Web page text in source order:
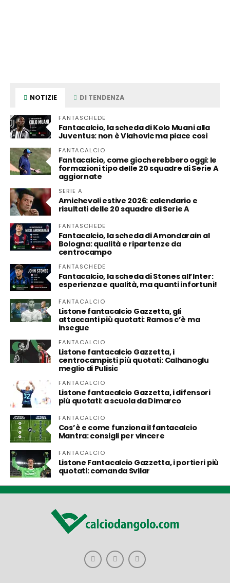
NOTIZIE DI TENDENZA
FANTASCHEDE
Fantacalcio, la scheda di Kolo Muani alla
Juventus: non è Vlahovic ma piace così
FANTACALCIO
Fantacalcio, come giocherebbero oggi: le
formazioni tipo delle 20 squadre di Serie A
aggiornate
SERIE A
Amichevoli estive 2026: calendario e
risultati delle 20 squadre di Serie A
FANTASCHEDE
Fantacalcio, la scheda di Amondarain al
Bologna: qualità e ripartenze da
centrocampo
FANTASCHEDE
Fantacalcio, la scheda di Stones all’Inter:
esperienza e qualità, ma quanti infortuni!
FANTACALCIO
Listone fantacalcio Gazzetta, gli
attaccanti più quotati: Ramos c’è ma
insegue
FANTACALCIO
Listone fantacalcio Gazzetta, i
centrocampisti più quotati: Calhanoglu
meglio di Pulisic
FANTACALCIO
Listone fantacalcio Gazzetta, i difensori
più quotati: a scuola da Dimarco
FANTACALCIO
Cos’è e come funziona il fantacalcio
Mantra: consigli per vincere
FANTACALCIO
Listone Fantacalcio Gazzetta, i portieri più
quotati: comanda Svilar